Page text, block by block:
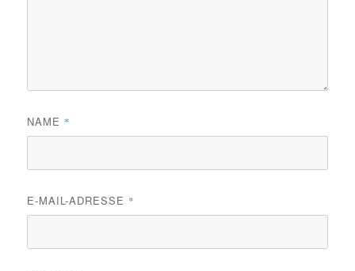
NAME *
E-MAIL-ADRESSE *